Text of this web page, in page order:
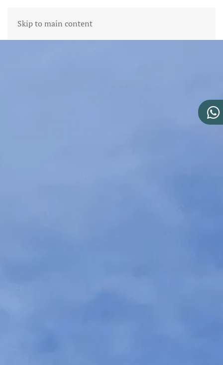
Skip to main content